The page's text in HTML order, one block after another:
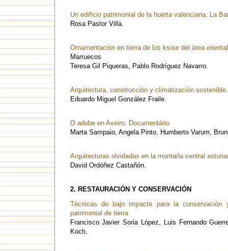
Un edificio patrimonial de la huerta valenciana, La
Rosa Pastor Villa.
Ornamentación en tierra de los ksour del área
Marruecos
Teresa Gil Piqueras, Pablo Rodríguez Navarro.
Arquitectura, construcción y climatización
Eduardo Miguel González Fraile.
O adobe en Aveiro. Documentário
Marta Sampaio, Angela Pinto, Humberto Varum,
Arquitecturas olvidadas en la montaña central
David Ordóñez Castañón.
2. RESTAURACIÓN Y CONSERVACIÓN
Técnicas de bajo impacto para la conservación
patrimonial de tierra
Francisco Javier Soria López, Luis Fernando
Koch.